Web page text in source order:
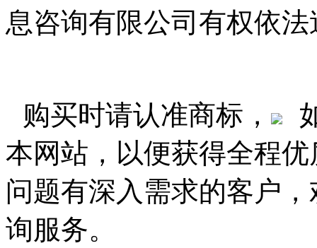
息咨询有限公司有权依
购买时请认准商标，
本网站，以便获得全程
问题有深入需求的客户
询服务。